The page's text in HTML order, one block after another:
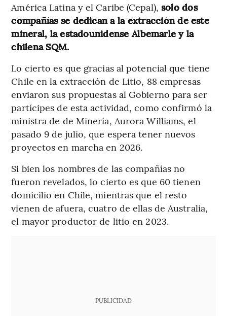
América Latina y el Caribe (Cepal), solo dos
compañías se dedican a la extracción de este
mineral, la estadounidense Albemarle y la
chilena SQM.
Lo cierto es que gracias al potencial que tiene
Chile en la extracción de Litio, 88 empresas
enviaron sus propuestas al Gobierno para ser
partícipes de esta actividad, como confirmó la
ministra de de Minería, Aurora Williams, el
pasado 9 de julio, que espera tener nuevos
proyectos en marcha en 2026.
Si bien los nombres de las compañías no
fueron revelados, lo cierto es que 60 tienen
domicilio en Chile, mientras que el resto
vienen de afuera, cuatro de ellas de Australia,
el mayor productor de litio en 2023.
PUBLICIDAD